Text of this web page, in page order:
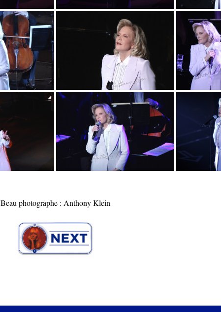
Beau photographe : Anthony Klein